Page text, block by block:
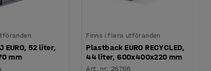
EURO, 52 liter,
mm
Finns i flera utföranden
Plastback EURO RECYCLED,
44 liter, 600x400x220 mm
Art. nr: 26766